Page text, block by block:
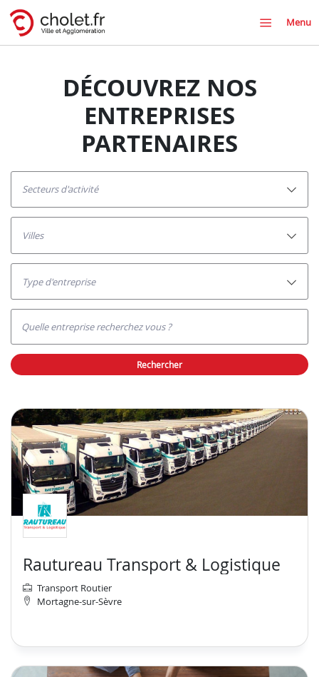
Menu
DÉCOUVREZ NOS
ENTREPRISES
PARTENAIRES
secteurs d'activité
villes
Type d'entreprise
Quelle entreprise recherchez vous ?
rechercher
Rautureau Transport & Logistique
Transport Routier
Mortagne-sur-Sèvre